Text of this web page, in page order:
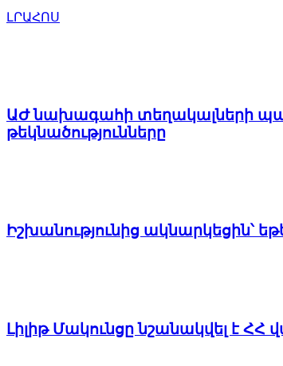
ԼՐԱՀՈՍ
ԱԺ նախագահի տեղակալների
թեկնածությունները
Իշխանությունից ակնարկեցին՝
Լիլիթ Մակունցը նշանակվել է